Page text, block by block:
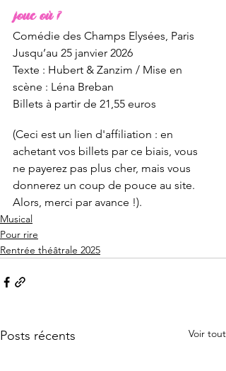
joue où ?
Comédie des Champs Elysées, Paris
Jusqu’au 25 janvier 2026
Texte : Hubert & Zanzim / Mise en
scène : Léna Breban
Billets à partir de 21,55 euros
(Ceci est un lien d'affiliation : en
achetant vos billets par ce biais, vous
ne payerez pas plus cher, mais vous
donnerez un coup de pouce au site.
Alors, merci par avance !).
Musical
Pour rire
Rentrée théâtrale 2025
Posts récents Voir tout